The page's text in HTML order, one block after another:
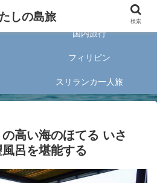
子が案内する旅のあれこれ✈︎
国内旅行
フィリピン
スリランカ一人旅
高い海のほてる いさ
呂を堪能する
しの島旅 検索